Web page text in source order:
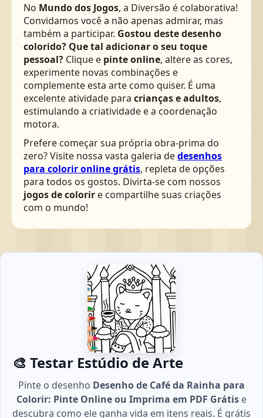
No Mundo dos Jogos, a Diversão é colaborativa!
Convidamos você a não apenas admirar, mas
também a participar. Gostou deste desenho
colorido? Que tal adicionar o seu toque
pessoal? Clique e pinte online, altere as cores,
experimente novas combinações e
complemente esta arte como quiser. É uma
excelente atividade para crianças e adultos,
estimulando a criatividade e a coordenação
motora.
Prefere começar sua própria obra-prima do
zero? Visite nossa vasta galeria dedesenhos
para colorir online grátis, repleta de opções
para todos os gostos. Divirta-se com nossos
jogos de colorir e compartilhe suas criações
com o mundo!
🎨 Testar Estúdio de Arte
Pinte o desenho Desenho de Café da Rainha para
Colorir: Pinte Online ou Imprima em PDF Grátis e
descubra como ele ganha vida em itens reais. É grátis